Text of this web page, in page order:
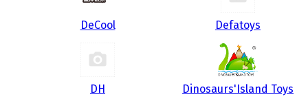
DeCool Defatoys
DH Dinosaurs'Island Toys